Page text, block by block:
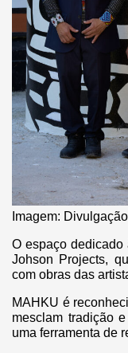
Imagem: Divulgação
O espaço
Johson Projects,
com obras das
MAHKU é
mesclam tradição
uma ferramenta de